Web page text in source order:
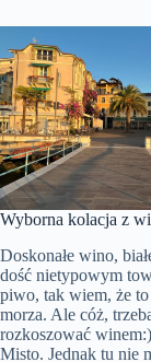
Wyborna kolacja z
Doskonałe wino,
dość nietypowym
piwo, tak wiem, że
morza. Ale cóż,
rozkoszować
Misto. Jednak tu nie